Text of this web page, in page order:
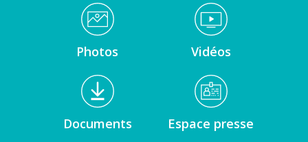
Médiathèque Footer
Photos Vidéos
Documents Espace presse